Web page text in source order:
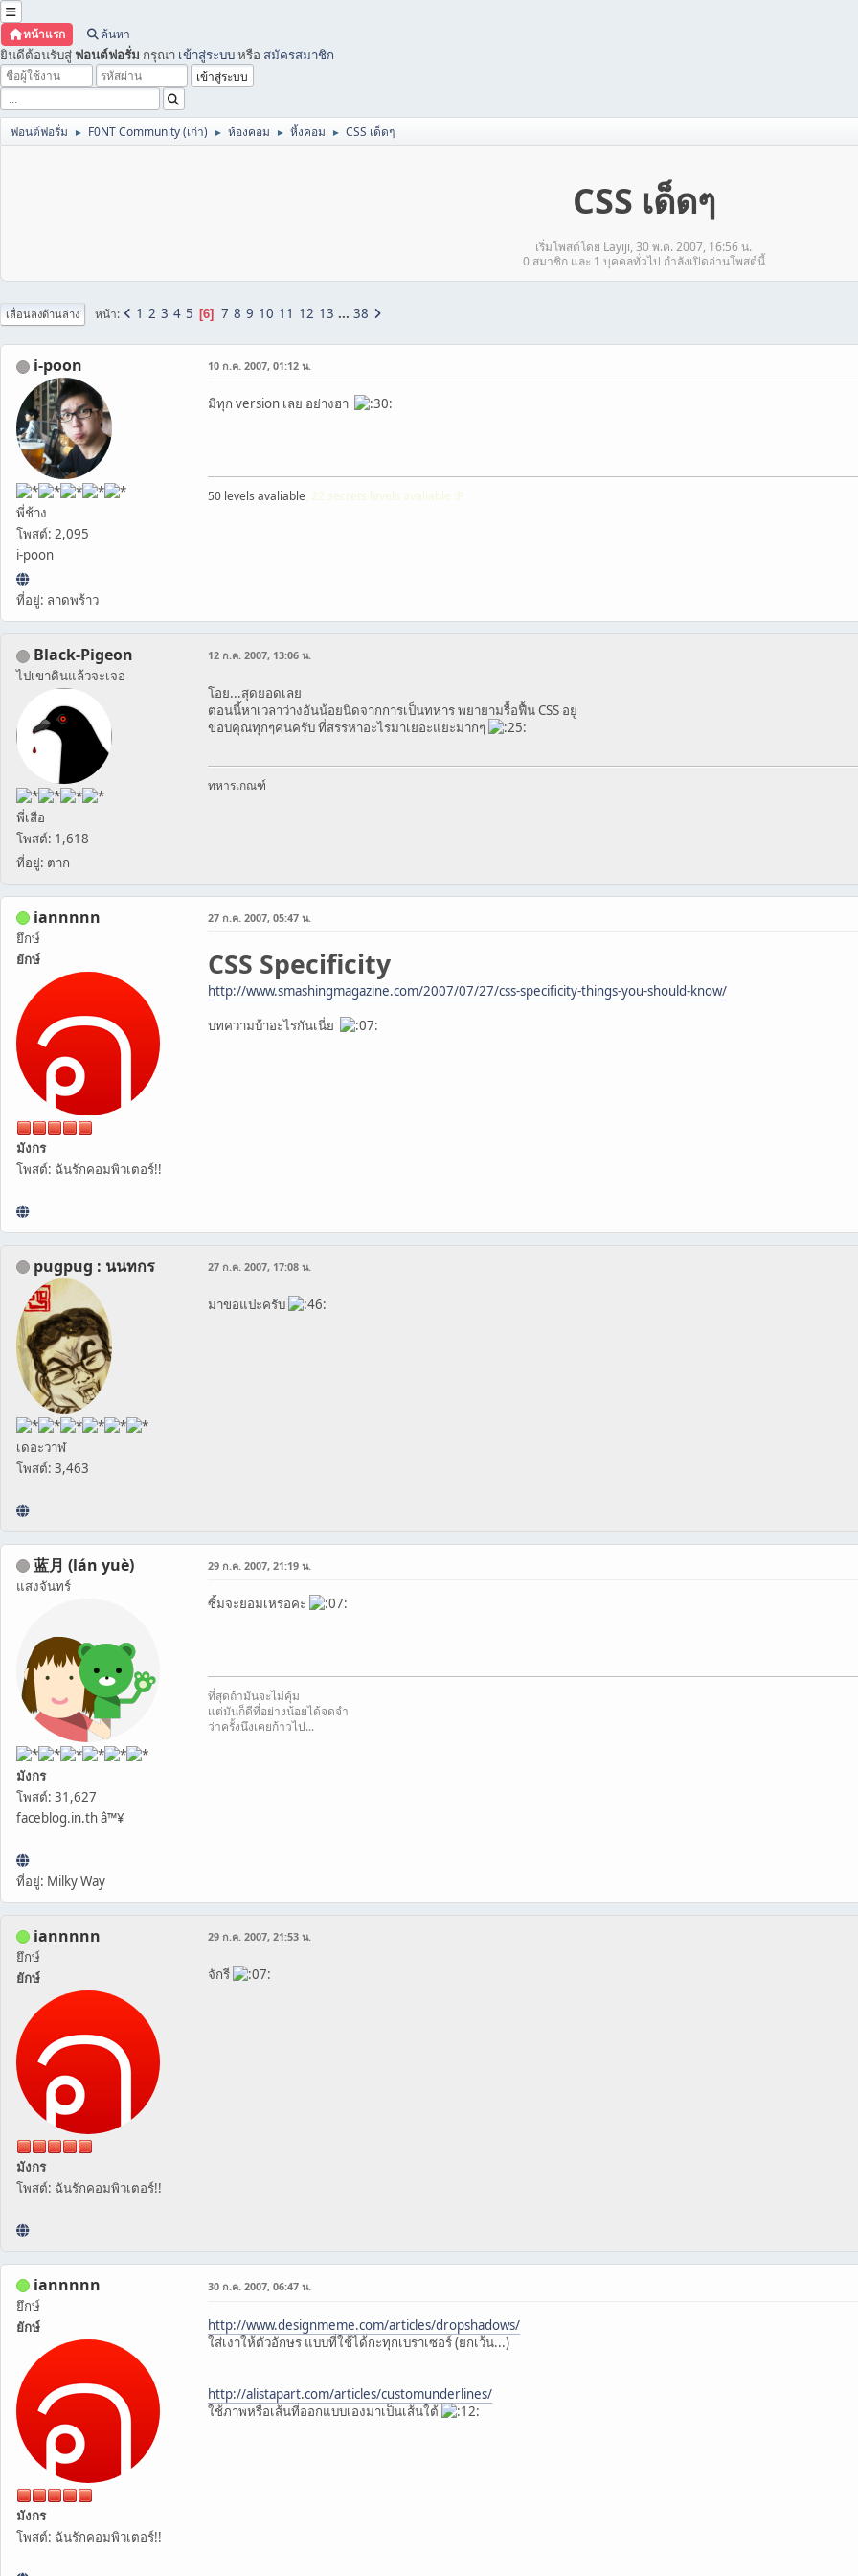
หน้าแรก ค้นหา
ยินดีต้อนรับสู่ ฟอนต์ฟอรั่ม กรุณา เข้าสู่ระบบหรือ สมัครสมาชิก
ฟอนต์ฟอรั่ม ► F0NT Community (เก่า) ► ห้องคอม ► หิ้งคอม ► CSS เด็ดๆ
CSS เด็ดๆ
เริ่มโพสต์โดย Layiji, 30 พ.ค. 2007, 16:56 น.
0 สมาชิก และ 1 บุคคลทั่วไป กำลังเปิดอ่านโพสต์นี้
เลื่อนลงด้านล่าง หน้า 1 2 3 4 5 6 7 8 9 10 11 12 13 ... 38
i-poon
พี่ช้าง
โพสต์: 2,095
i-poon
ที่อยู่: ลาดพร้าว
10 ก.ค. 2007, 01:12 น.
มีทุก version เลย อย่างฮา
50 levels avaliable, 22 secrets levels avaliable :P
Black-Pigeon
ไปเขาดินแล้วจะเจอ
พี่เสือ
โพสต์: 1,618
ที่อยู่: ตาก
12 ก.ค. 2007, 13:06 น.
โอย...สุดยอดเลย
ตอนนี้หาเวลาว่างอันน้อยนิดจากการเป็นทหาร พยายามรื้อฟื้น CSS อยู่
ขอบคุณทุกๆคนครับ ที่สรรหาอะไรมาเยอะแยะมากๆ
ทหารเกณฑ์
iannnnn
ยึกษ์
ยักษ์
มังกร
โพสต์: ฉันรักคอมพิวเตอร์!!
27 ก.ค. 2007, 05:47 น.
CSS Specificity
http://www.smashingmagazine.com/2007/07/27/css-specificity-things-you-should-know/
บทความบ้าอะไรกันเนี่ย
pugpug : นนทกร
เดอะวาฬ
โพสต์: 3,463
27 ก.ค. 2007, 17:08 น.
มาขอแปะครับ
蓝月 (lán yuè)
แสงจันทร์
มังกร
โพสต์: 31,627
faceblog.in.th â™¥
ที่อยู่: Milky Way
29 ก.ค. 2007, 21:19 น.
ซิ้มจะยอมเหรอคะ
ที่สุดถ้ามันจะไม่คุ้ม
แต่มันก็ดีที่อย่างน้อยได้จดจำ
ว่าครั้งนึงเคยก้าวไป...
iannnnn
ยึกษ์
ยักษ์
มังกร
โพสต์: ฉันรักคอมพิวเตอร์!!
29 ก.ค. 2007, 21:53 น.
จักรี
iannnnn
ยึกษ์
ยักษ์
มังกร
โพสต์: ฉันรักคอมพิวเตอร์!!
30 ก.ค. 2007, 06:47 น.
http://www.designmeme.com/articles/dropshadows/
ใส่เงาให้ตัวอักษร แบบที่ใช้ได้กะทุกเบราเซอร์ (ยกเว้น...)
http://alistapart.com/articles/customunderlines/
ใช้ภาพหรือเส้นที่ออกแบบเองมาเป็นเส้นใต้